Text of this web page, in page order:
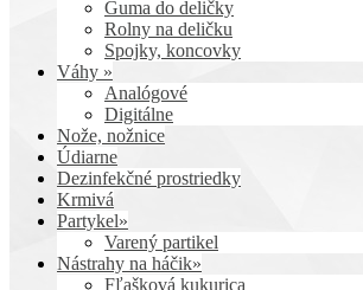
Guma do deličky
Rolny na deličku
Spojky, koncovky
Váhy »
Analógové
Digitálne
Nože, nožnice
Údiarne
Dezinfekčné prostriedky
Krmivá
Partykel»
Varený partikel
Nástrahy na háčik»
Fľašková kukurica